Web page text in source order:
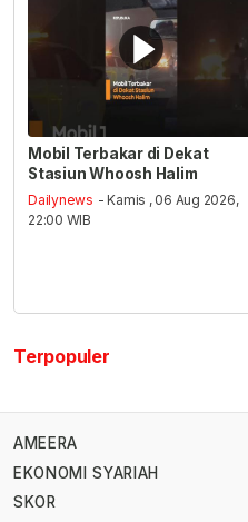
Mobil Terbakar di Dekat
Stasiun Whoosh Halim
Dailynews - Kamis , 06 Aug 2026,
22:00 WIB
Terpopuler
AMEERA
EKONOMI SYARIAH
SKOR